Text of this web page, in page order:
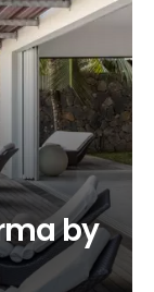
by